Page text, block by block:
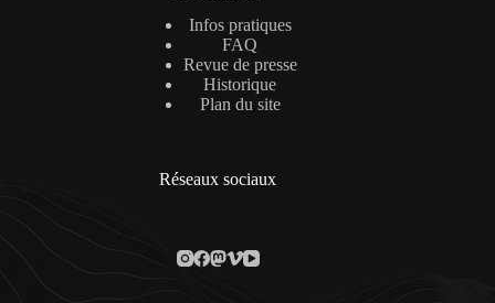
Infos pratiques
FAQ
Revue de presse
Historique
Plan du site
Réseaux sociaux